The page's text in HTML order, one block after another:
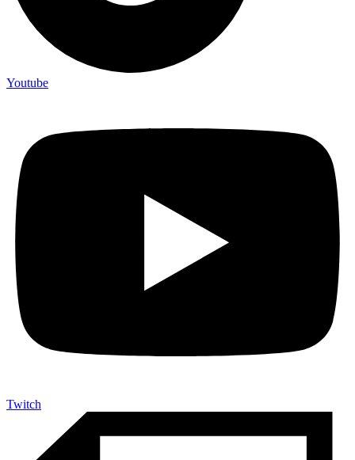
Youtube
Twitch